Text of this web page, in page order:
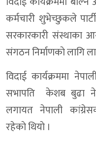
कर्मचारी शुभेच्छुकले
सरकारकारी संस्थाका
संगठन निर्माणकाे लागि
विदाई कार्यक्रममा
सभापति केशब बुढा
लगायत नेपाली
रहेकाे थियाे ।